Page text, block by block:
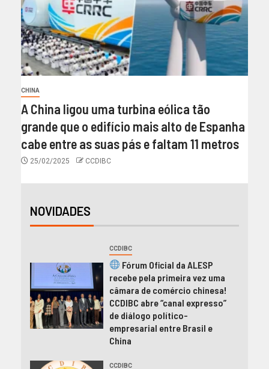
CHINA
A China ligou uma turbina eólica tão
grande que o edifício mais alto de Espanha
cabe entre as suas pás e faltam 11 metros
25/02/2025 CCDIBC
NOVIDADES
CCDIBC
Fórum Oficial da ALESP
recebe pela primeira vez uma
câmara de comércio chinesa!
CCDIBC abre “canal expresso”
de diálogo político-
empresarial entre Brasil e
China
CCDIBC